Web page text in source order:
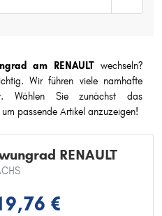
am RENAULT wechseln?
Wir führen viele namhafte
Wählen Sie zunächst das
passende Artikel anzuzeigen!
RENAULT
€